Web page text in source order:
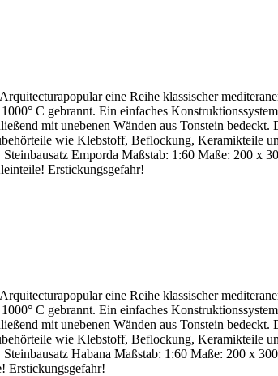
eine Reihe klassischer
C gebrannt. Ein einfaches
mit unebenen Wänden aus Tonstein
wie Klebstoff, Beflockung, Keramikteile
Emporda Maßstab: 1:60 Maße: 200
Erstickungsgefahr!
eine Reihe klassischer
C gebrannt. Ein einfaches
mit unebenen Wänden aus Tonstein
wie Klebstoff, Beflockung, Keramikteile
Habana Maßstab: 1:60 Maße: 200 x
Erstickungsgefahr!